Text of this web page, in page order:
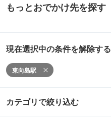
もっとおでかけ先を探す
現在選択中の条件を解除する
東向島駅
カテゴリで絞り込む